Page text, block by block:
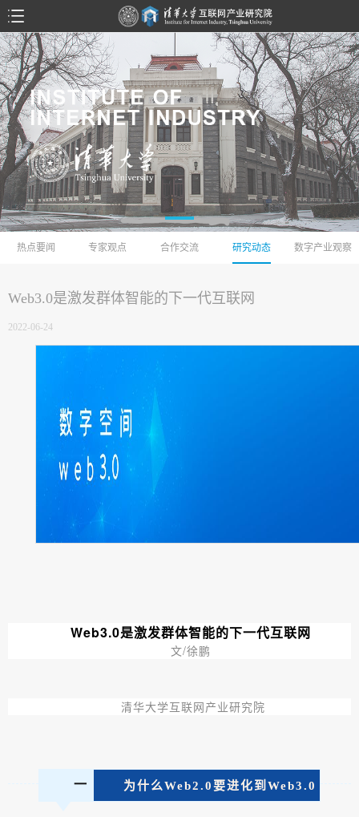
热点要闻 专家观点 合作交流 研究动态 数字产业观察
Web3.0是激发群体智能的下一代互联网
2022-06-24
Web3.0是激发群体智能的下一代互联网
文/徐鹏
清华大学互联网产业研究院
一 为什么Web2.0要进化到Web3.0